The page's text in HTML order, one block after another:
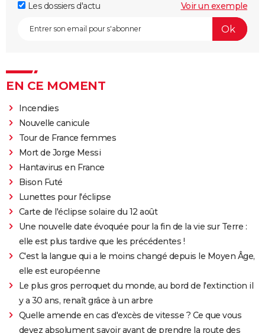
Les dossiers d'actu
Voir un exemple
EN CE MOMENT
Incendies
Nouvelle canicule
Tour de France femmes
Mort de Jorge Messi
Hantavirus en France
Bison Futé
Lunettes pour l'éclipse
Carte de l'éclipse solaire du 12 août
Une nouvelle date évoquée pour la fin de la vie sur Terre :
elle est plus tardive que les précédentes !
C'est la langue qui a le moins changé depuis le Moyen Âge,
elle est européenne
Le plus gros perroquet du monde, au bord de l'extinction il
y a 30 ans, renaît grâce à un arbre
Quelle amende en cas d'excès de vitesse ? Ce que vous
devez absolument savoir avant de prendre la route des